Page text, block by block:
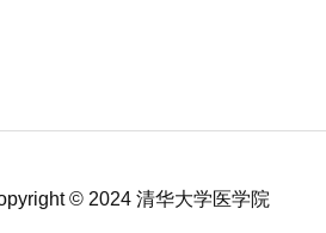
© 2024 清华大学医学院